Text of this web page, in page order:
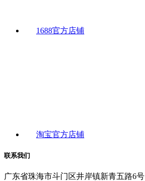
1688官方店铺
淘宝官方店铺
联系我们
广东省珠海市斗门区井岸镇新青五路6号